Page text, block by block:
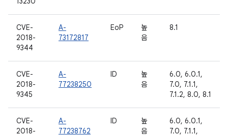
CVE-
2018-
9344
A-
73172817
EoP
높
음
8.1
CVE-
2018-
9345
A-
77238250
ID
높
음
6.0, 6.0.1,
7.0, 7.1.1,
7.1.2, 8.0, 8.1
CVE-
2018-
A-
77238762
ID
높
음
6.0, 6.0.1,
7.0, 7.1.1,